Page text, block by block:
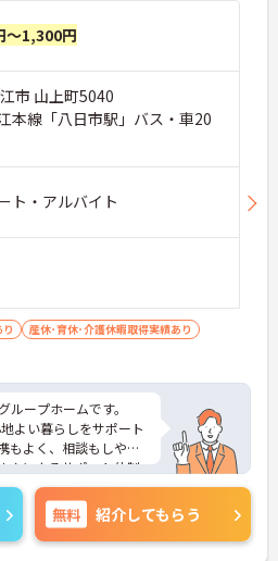
～1,300円
市 山上町5040
本線「八日市駅」バス・車20
ト・アルバイト
産休･育休･介護休暇取得実績あり
ープホームです。
よい暮らしをサポート
もよく、相談もしやす
んによるサポート体制
資格がない方も安心し
味のある方には、面
詳細をお話しいたしま
い！
無料 紹介してもらう